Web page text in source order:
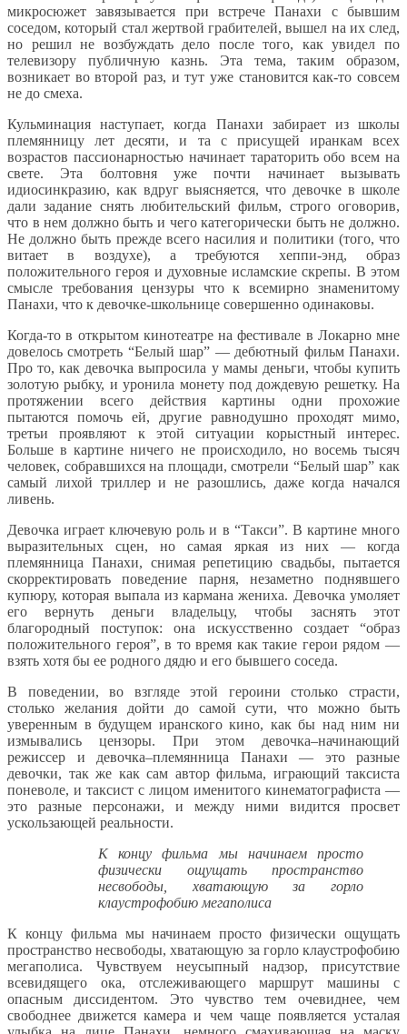
микросюжет завязывается при встрече Панахи с бывшим
соседом, который стал жертвой грабителей, вышел на их след,
но решил не возбуждать дело после того, как увидел по
телевизору публичную казнь. Эта тема, таким образом,
возникает во второй раз, и тут уже становится как-то совсем
не до смеха.
Кульминация наступает, когда Панахи забирает из школы
племянницу лет десяти, и та с присущей иранкам всех
возрастов пассионарностью начинает тараторить обо всем на
свете. Эта болтовня уже почти начинает вызывать
идиосинкразию, как вдруг выясняется, что девочке в школе
дали задание снять любительский фильм, строго оговорив,
что в нем должно быть и чего категорически быть не должно.
Не должно быть прежде всего насилия и политики (того, что
витает в воздухе), а требуются хеппи-энд, образ
положительного героя и духовные исламские скрепы. В этом
смысле требования цензуры что к всемирно знаменитому
Панахи, что к девочке-школьнице совершенно одинаковы.
Когда-то в открытом кинотеатре на фестивале в Локарно мне
довелось смотреть “Белый шар” — дебютный фильм Панахи.
Про то, как девочка выпросила у мамы деньги, чтобы купить
золотую рыбку, и уронила монету под дождевую решетку. На
протяжении всего действия картины одни прохожие
пытаются помочь ей, другие равнодушно проходят мимо,
третьи проявляют к этой ситуации корыстный интерес.
Больше в картине ничего не происходило, но восемь тысяч
человек, собравшихся на площади, смотрели “Белый шар” как
самый лихой триллер и не разошлись, даже когда начался
ливень.
Девочка играет ключевую роль и в “Такси”. В картине много
выразительных сцен, но самая яркая из них — когда
племянница Панахи, снимая репетицию свадьбы, пытается
скорректировать поведение парня, незаметно поднявшего
купюру, которая выпала из кармана жениха. Девочка умоляет
его вернуть деньги владельцу, чтобы заснять этот
благородный поступок: она искусственно создает “образ
положительного героя”, в то время как такие герои рядом —
взять хотя бы ее родного дядю и его бывшего соседа.
В поведении, во взгляде этой героини столько страсти,
столько желания дойти до самой сути, что можно быть
уверенным в будущем иранского кино, как бы над ним ни
измывались цензоры. При этом девочка–начинающий
режиссер и девочка–племянница Панахи — это разные
девочки, так же как сам автор фильма, играющий таксиста
поневоле, и таксист с лицом именитого кинематографиста —
это разные персонажи, и между ними видится просвет
ускользающей реальности.
К концу фильма мы начинаем просто
физически ощущать пространство
несвободы, хватающую за горло
клаустрофобию мегаполиса
К концу фильма мы начинаем просто физически ощущать
пространство несвободы, хватающую за горло клаустрофобию
мегаполиса. Чувствуем неусыпный надзор, присутствие
всевидящего ока, отслеживающего маршрут машины с
опасным диссидентом. Это чувство тем очевиднее, чем
свободнее движется камера и чем чаще появляется усталая